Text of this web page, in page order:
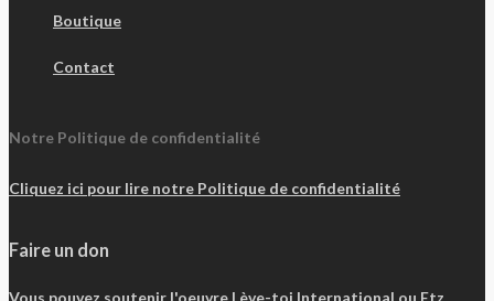
Boutique
Contact
Notre Politique de confidentialité
Cliquez ici pour lire notre Politique de confidentialité
Faire un don
Vous pouvez soutenir l'oeuvre Lève-toi International ou Etz